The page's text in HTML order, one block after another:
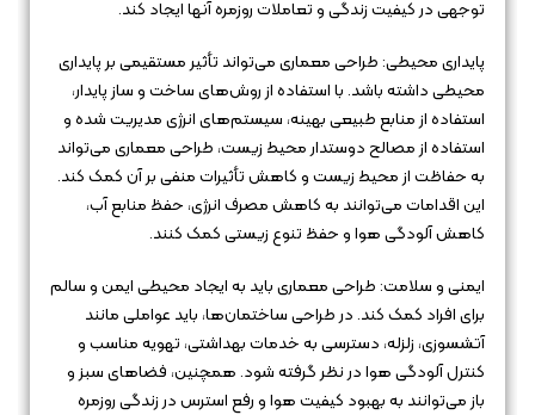
توجهی در کیفیت زندگی و تعاملات روزمره آنها ایجاد کند.
پایداری محیطی: طراحی معماری می‌تواند تأثیر مستقیمی بر پایداری
محیطی داشته باشد. با استفاده از روش‌های ساخت و ساز پایدار،
استفاده از منابع طبیعی بهینه، سیستم‌های انرژی مدیریت شده و
استفاده از مصالح دوستدار محیط زیست، طراحی معماری می‌تواند
به حفاظت از محیط زیست و کاهش تأثیرات منفی بر آن کمک کند.
این اقدامات می‌توانند به کاهش مصرف انرژی، حفظ منابع آب،
کاهش آلودگی هوا و حفظ تنوع زیستی کمک کنند.
ایمنی و سلامت: طراحی معماری باید به ایجاد محیطی ایمن و سالم
برای افراد کمک کند. در طراحی ساختمان‌ها، باید عواملی مانند
آتشسوزی، زلزله، دسترسی به خدمات بهداشتی، تهویه مناسب و
کنترل آلودگی هوا در نظر گرفته شود. همچنین، فضاهای سبز و
باز می‌توانند به بهبود کیفیت هوا و رفع استرس در زندگی روزمره